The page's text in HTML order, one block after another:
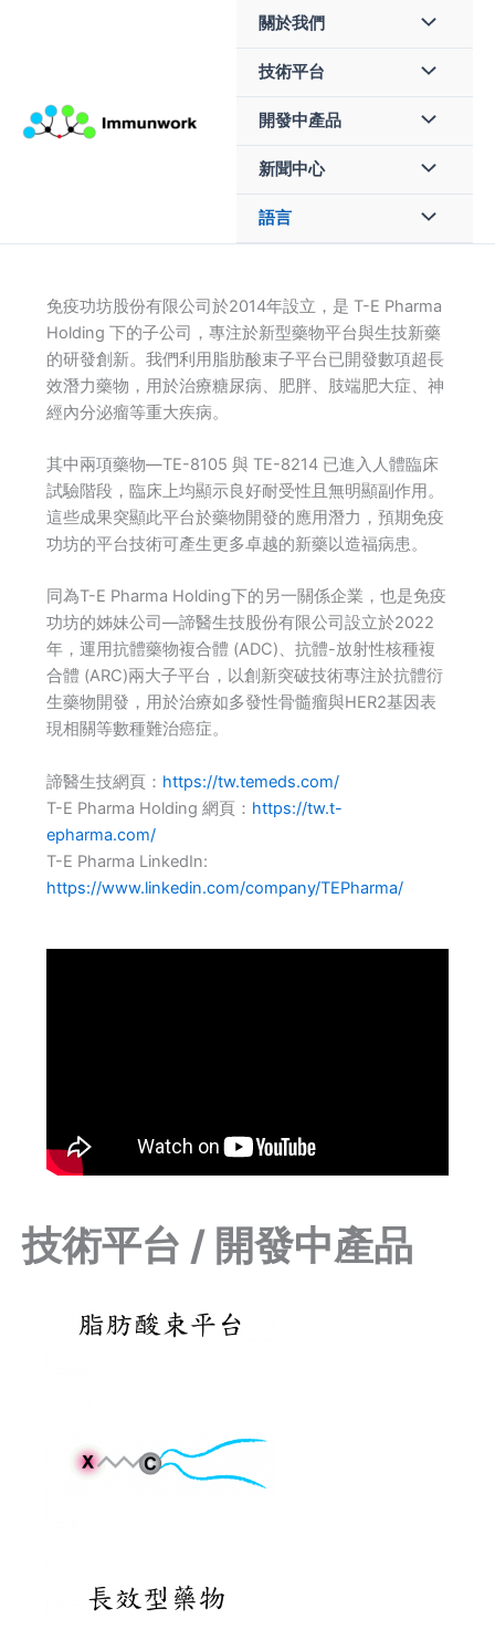
關於我們
技術平台
開發中產品
新聞中心
語言
免疫功坊股份有限公司於2014年設立，是 T-E Pharma
Holding 下的子公司，專注於新型藥物平台與生技新藥
的研發創新。我們利用脂肪酸束子平台已開發數項超長
效潛力藥物，用於治療糖尿病、肥胖、肢端肥大症、神
經內分泌瘤等重大疾病。
其中兩項藥物—TE-8105 與 TE-8214 已進入人體臨床
試驗階段，臨床上均顯示良好耐受性且無明顯副作用。
這些成果突顯此平台於藥物開發的應用潛力，預期免疫
功坊的平台技術可產生更多卓越的新藥以造福病患。
同為T-E Pharma Holding下的另一關係企業，也是免疫
功坊的姊妹公司—諦醫生技股份有限公司設立於2022
年，運用抗體藥物複合體 (ADC)、抗體-放射性核種複
合體 (ARC)兩大子平台，以創新突破技術專注於抗體衍
生藥物開發，用於治療如多發性骨髓瘤與HER2基因表
現相關等數種難治癌症。
諦醫生技網頁： https://tw.temeds.com/
T-E Pharma Holding 網頁： https://tw.t-
epharma.com/
T-E Pharma LinkedIn:
https://www.linkedin.com/company/TEPharma/
技術平台 / 開發中產品